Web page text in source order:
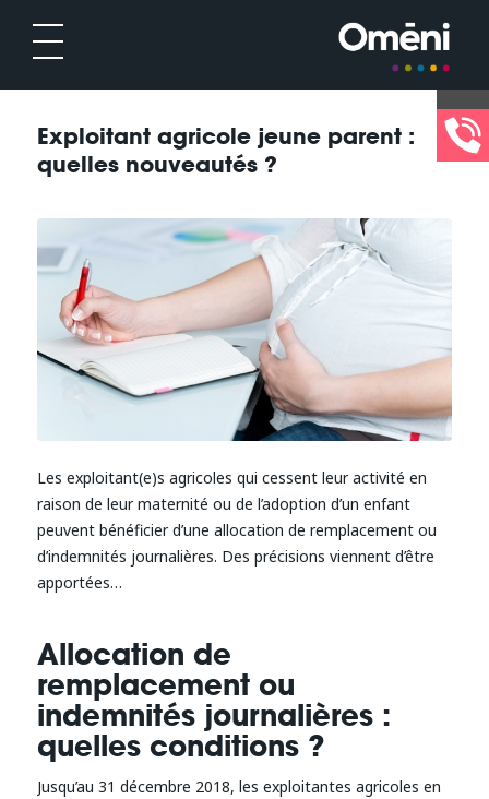
Exploitant agricole jeune parent :
quelles nouveautés ?
Les exploitant(e)s agricoles qui cessent leur activité en
raison de leur maternité ou de l’adoption d’un enfant
peuvent bénéficier d’une allocation de remplacement ou
d’indemnités journalières. Des précisions viennent d’être
apportées…
Allocation de
remplacement ou
indemnités journalières :
quelles conditions ?
Jusqu’au 31 décembre 2018, les exploitantes agricoles en